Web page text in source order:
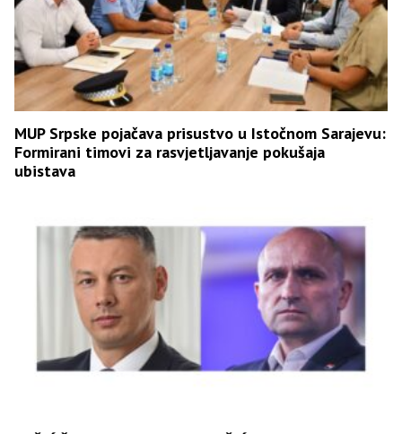
MUP Srpske pojačava prisustvo u Istočnom Sarajevu:
Formirani timovi za rasvjetljavanje pokušaja
ubistava